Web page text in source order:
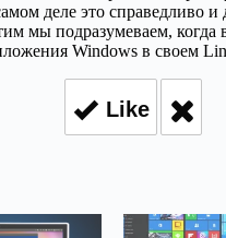
деле это справедливо и
мы подразумеваем, когда
Windows в своем
Like